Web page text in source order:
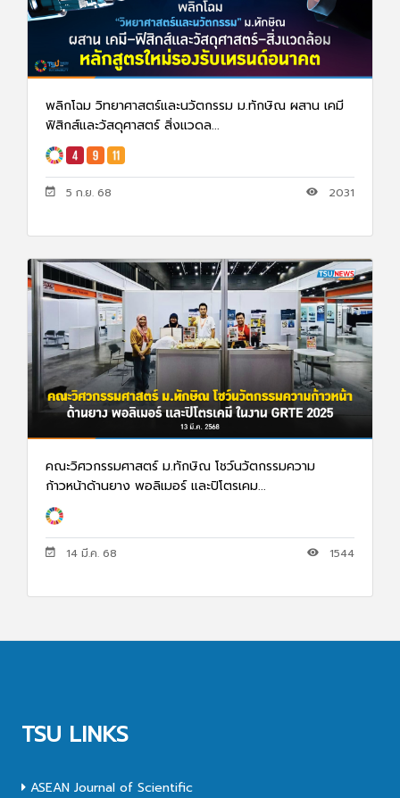
พลิกโฉม วิทยาศาสตร์และนวัตกรรม ม.ทักษิณ ผสาน เคมี
ฟิสิกส์และวัสดุศาสตร์ สิ่งแวดล...
5 ก.ย. 68 2031
คณะวิศวกรรมศาสตร์ ม.ทักษิณ โชว์นวัตกรรมความ
ก้าวหน้าด้านยาง พอลิเมอร์ และปิโตรเคม...
14 มี.ค. 68 1544
TSU LINKS
ASEAN Journal of Scientific